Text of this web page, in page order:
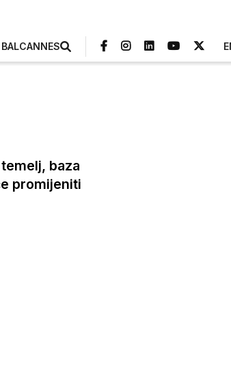
BALCANNES
baza
promijeniti